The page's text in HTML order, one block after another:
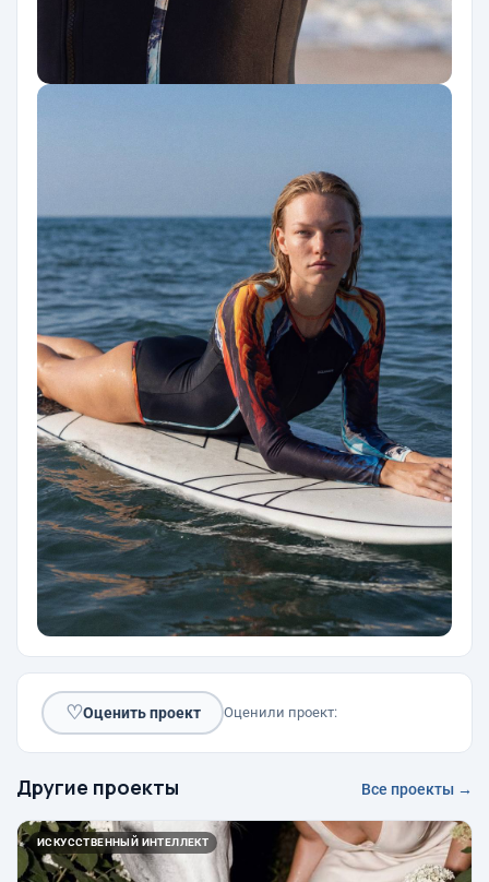
♡Оценить проект Оценили проект:
Другие проекты Все проекты →
ИСКУССТВЕННЫЙ ИНТЕЛЛЕКТ